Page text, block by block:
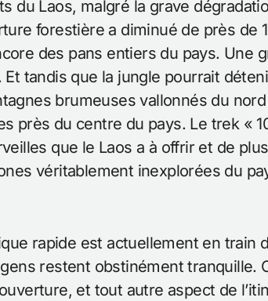
du Laos, malgré la grave
forestière a diminué de près de
des pans entiers du pays. Une
tandis que la jungle pourrait
brumeuses vallonnés du
près du centre du pays. Le trek «
que le Laos a à offrir et de
véritablement inexplorées du
rapide est actuellement en train
restent obstinément tranquille.
et tout autre aspect de